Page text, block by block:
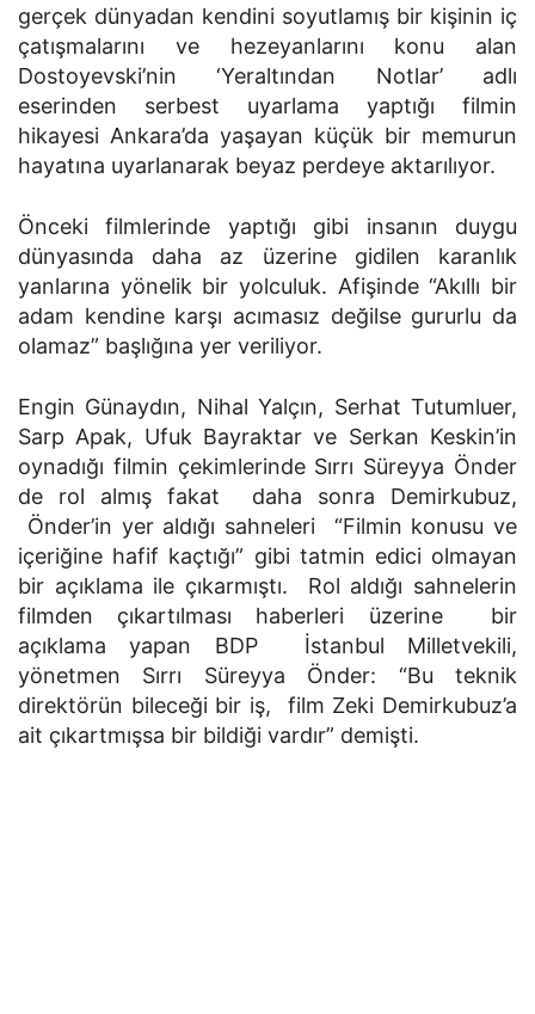
gerçek dünyadan kendini soyutlamış bir kişinin iç
çatışmalarını ve hezeyanlarını konu alan
Dostoyevski’nin ‘Yeraltından Notlar’ adlı
eserinden serbest uyarlama yaptığı filmin
hikayesi Ankara’da yaşayan küçük bir memurun
hayatına uyarlanarak beyaz perdeye aktarılıyor.
Önceki filmlerinde yaptığı gibi insanın duygu
dünyasında daha az üzerine gidilen karanlık
yanlarına yönelik bir yolculuk. Afişinde “Akıllı bir
adam kendine karşı acımasız değilse gururlu da
olamaz” başlığına yer veriliyor.
Engin Günaydın, Nihal Yalçın, Serhat Tutumluer,
Sarp Apak, Ufuk Bayraktar ve Serkan Keskin’in
oynadığı filmin çekimlerinde Sırrı Süreyya Önder
de rol almış fakat daha sonra Demirkubuz,
Önder’in yer aldığı sahneleri “Filmin konusu ve
içeriğine hafif kaçtığı” gibi tatmin edici olmayan
bir açıklama ile çıkarmıştı. Rol aldığı sahnelerin
filmden çıkartılması haberleri üzerine bir
açıklama yapan BDP İstanbul Milletvekili,
yönetmen Sırrı Süreyya Önder: “Bu teknik
direktörün bileceği bir iş, film Zeki Demirkubuz’a
ait çıkartmışsa bir bildiği vardır” demişti.